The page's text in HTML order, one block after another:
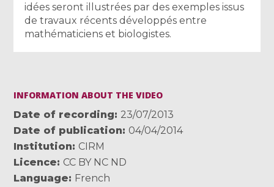
idées seront illustrées par des exemples issus
de travaux récents développés entre
mathématiciens et biologistes.
INFORMATION ABOUT THE VIDEO
Date of recording
23/07/2013
Date of publication
04/04/2014
Institution
CIRM
Licence
CC BY NC ND
Language
French